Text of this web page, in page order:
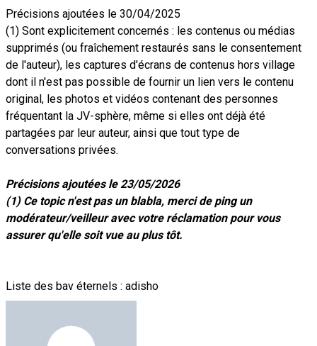
Précisions ajoutées le 30/04/2025
(1) Sont explicitement concernés : les contenus ou médias
supprimés (ou fraîchement restaurés sans le consentement
de l'auteur), les captures d'écrans de contenus hors village
dont il n'est pas possible de fournir un lien vers le contenu
original, les photos et vidéos contenant des personnes
fréquentant la JV-sphère, même si elles ont déjà été
partagées par leur auteur, ainsi que tout type de
conversations privées.
Précisions ajoutées le 23/05/2026
(1) Ce topic n'est pas un blabla, merci de ping un
modérateur/veilleur avec votre réclamation pour vous
assurer qu'elle soit vue au plus tôt.
Liste des bav éternels : adisho